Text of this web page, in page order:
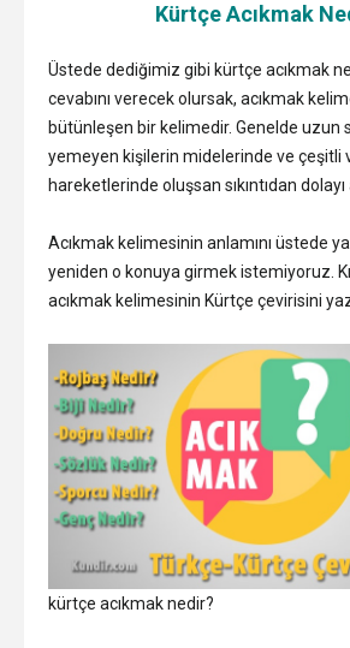
Kürtçe Acıkmak
Üstede dediğimiz gibi kürtçe acıkmak
cevabını verecek olursak, acıkmak
bütünleşen bir kelimedir. Genelde uzun
yemeyen kişilerin midelerinde ve çeşitli
hareketlerinde oluşsan sıkıntıdan dolayı
Acıkmak kelimesinin anlamını üstede
yeniden o konuya girmek istemiyoruz.
acıkmak kelimesinin Kürtçe çevirisini
kürtçe acıkmak nedir?